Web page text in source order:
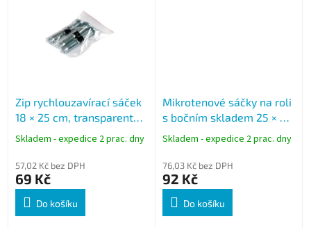
Zip rychlouzavírací sáček
18 × 25 cm, transparentní,
LDPE, 100 ks
Skladem - expedice 2 prac. dny
57,02 Kč bez DPH
69 Kč
Do košíku
Mikrotenové sáčky na roli
s bočním skladem 25 × 35
cm, HDPE, 500 ks
Skladem - expedice 2 prac. dny
76,03 Kč bez DPH
92 Kč
Do košíku